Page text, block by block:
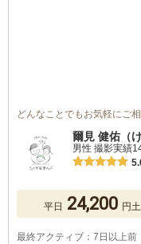
どんなことでもお気軽にご相
爾見 健佑（
男性 撮影実績
平日 24,200 円
最終アクティブ：7日以上前